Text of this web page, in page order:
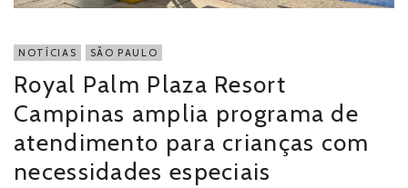
NOTÍCIAS SÃO PAULO
Royal Palm Plaza Resort
Campinas amplia programa de
atendimento para crianças com
necessidades especiais